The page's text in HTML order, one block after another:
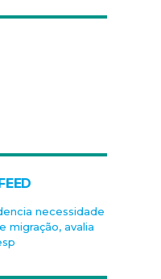
necessidade
migração, avalia